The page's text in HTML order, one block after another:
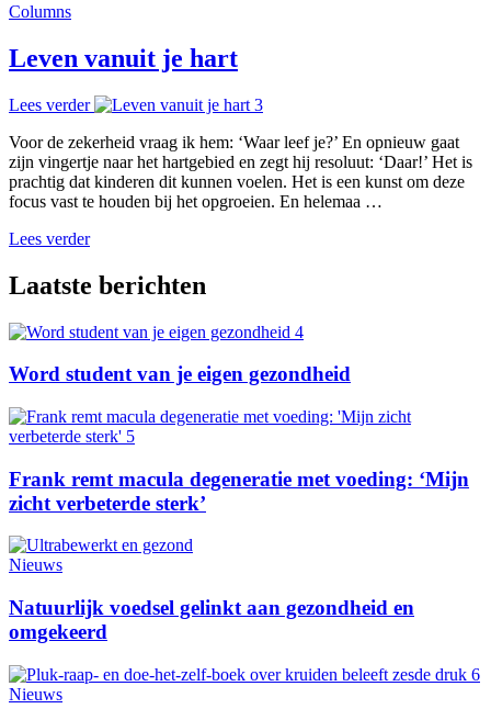
Columns
Leven vanuit je hart
Lees verder
Voor de zekerheid vraag ik hem: ‘Waar leef je?’ En opnieuw gaat
zijn vingertje naar het hartgebied en zegt hij resoluut: ‘Daar!’ Het is
prachtig dat kinderen dit kunnen voelen. Het is een kunst om deze
focus vast te houden bij het opgroeien. En helemaa …
Lees verder
Laatste berichten
Word student van je eigen gezondheid
Frank remt macula degeneratie met voeding: ‘Mijn
zicht verbeterde sterk’
Nieuws
Natuurlijk voedsel gelinkt aan gezondheid en
omgekeerd
Nieuws